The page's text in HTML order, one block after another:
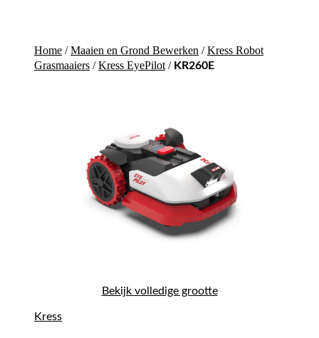
Home /Maaien en Grond Bewerken /Kress Robot
Grasmaaiers /Kress EyePilot / KR260E
Bekijk volledige grootte
Kress